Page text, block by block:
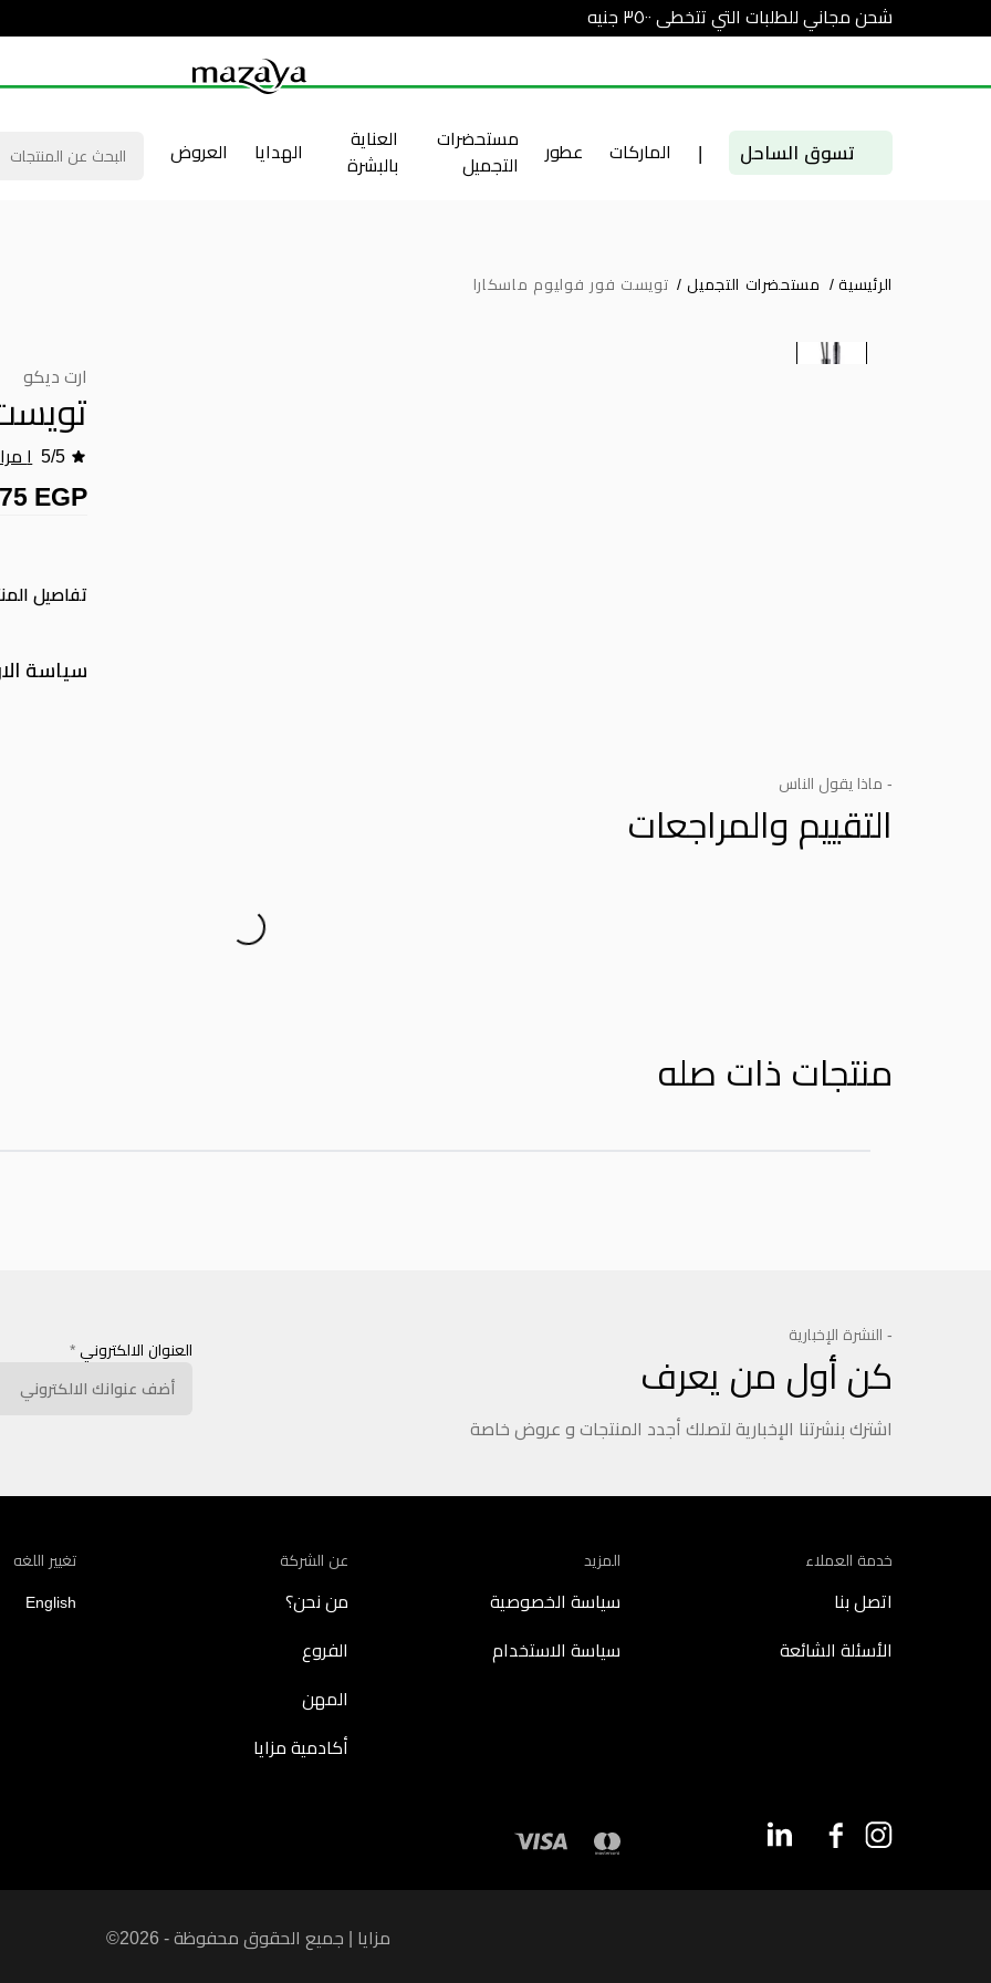
شحن مجاني للطلبات التي تتخطى ٣٥٠٠ جنيه
تسوق الساحل | الماركات عطور
مستحضرات
التجميل
العناية
بالبشرة
الهدايا العروض
الرئيسية / مستحضرات التجميل / تويست فور فوليوم ماسكارا
ارت ديكو
5/5 ١ مراجعه
EGP
تفاصيل
سياسة
- ماذا يقول الناس
التقييم والمراجعات
منتجات ذات صله
- النشرة الإخبارية
كن أول من يعرف
اشترك بنشرتنا الإخبارية لتصلك أجدد المنتجات و عروض خاصة
العنوان الالكتروني *
خدمة العملاء
اتصل بنا
الأسئلة الشائعة
المزيد
سياسة الخصوصية
سياسة الاستخدام
عن الشركة
من نحن؟
الفروع
المهن
أكادمية مزايا
تغيير اللغه
English
©2026 - مزايا | جميع الحقوق محفوظة